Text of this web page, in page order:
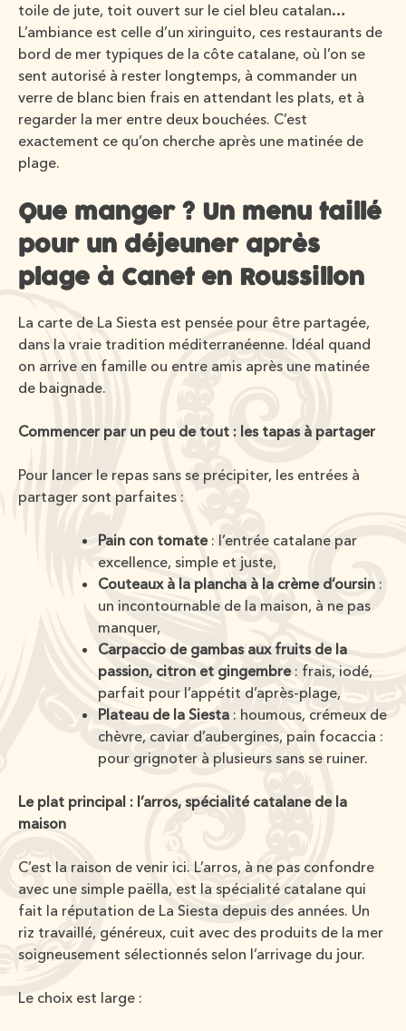
toile de jute, toit ouvert sur le ciel bleu catalan…
L’ambiance est celle d’un xiringuito, ces restaurants de
bord de mer typiques de la côte catalane, où l’on se
sent autorisé à rester longtemps, à commander un
verre de blanc bien frais en attendant les plats, et à
regarder la mer entre deux bouchées. C’est
exactement ce qu’on cherche après une matinée de
plage.
Que manger ? Un menu taillé
pour un déjeuner après
plage à Canet en Roussillon
La carte de La Siesta est pensée pour être partagée,
dans la vraie tradition méditerranéenne. Idéal quand
on arrive en famille ou entre amis après une matinée
de baignade.
Commencer par un peu de tout : les tapas à partager
Pour lancer le repas sans se précipiter, les entrées à
partager sont parfaites :
Pain con tomate: l’entrée catalane par
excellence, simple et juste,
Couteaux à la plancha à la crème d’oursin :
un incontournable de la maison, à ne pas
manquer,
Carpaccio de gambas aux fruits de la
passion, citron et gingembre : frais, iodé,
parfait pour l’appétit d’après-plage,
Plateau de la Siesta : houmous, crémeux de
chèvre, caviar d’aubergines, pain focaccia :
pour grignoter à plusieurs sans se ruiner.
Le plat principal : l’arros, spécialité catalane de la
maison
C’est la raison de venir ici. L’arros, à ne pas confondre
avec une simple paëlla, est la spécialité catalane qui
fait la réputation de La Siesta depuis des années. Un
riz travaillé, généreux, cuit avec des produits de la mer
soigneusement sélectionnés selon l’arrivage du jour.
Le choix est large :